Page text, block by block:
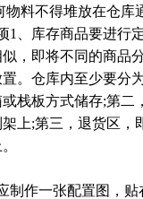
物料不得堆放在仓库
1、库存商品要进行
，即将不同的商品
。仓库内至少要分
栈板方式储存;第二
上;第三，退货区，
作一张配置图，贴